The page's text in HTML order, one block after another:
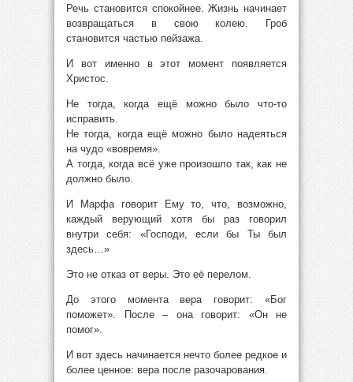
Речь становится спокойнее. Жизнь начинает
возвращаться в свою колею. Гроб
становится частью пейзажа.
И вот именно в этот момент появляется
Христос.
Не тогда, когда ещё можно было что-то
исправить.
Не тогда, когда ещё можно было надеяться
на чудо «вовремя».
А тогда, когда всё уже произошло так, как не
должно было.
И Марфа говорит Ему то, что, возможно,
каждый верующий хотя бы раз говорил
внутри себя: «Господи, если бы Ты был
здесь…»
Это не отказ от веры. Это её перелом.
До этого момента вера говорит: «Бог
поможет». После – она говорит: «Он не
помог».
И вот здесь начинается нечто более редкое и
более ценное: вера после разочарования.